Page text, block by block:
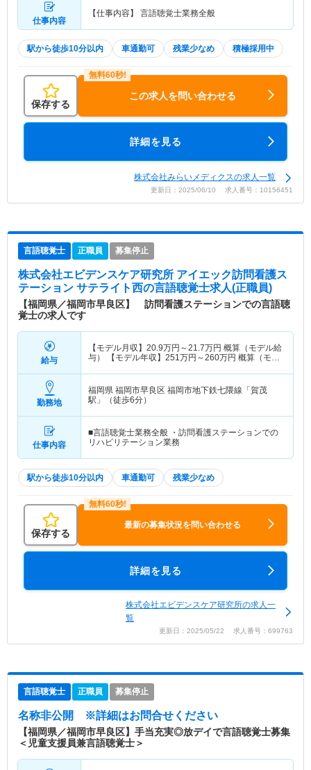
仕事内容
【仕事内容】 言語聴覚士業務全般
駅から徒歩10分以内 車通勤可 残業少なめ 積極採用中
保存する
この求人を問い合わせる
詳細を見る
株式会社みらいメディクスの求人一覧
更新日：2025/06/10 求人番号：10156451
言語聴覚士 正職員 募集停止
株式会社エビデンスケア研究所 アイエック訪問看護ス
テーション サテライト西の言語聴覚士求人(正職員)
【福岡県／福岡市早良区】 訪問看護ステーションでの言語聴
覚士の求人です
給与
【モデル月収】 20.9万円～21.7万円 概算（モデル給
与） 【モデル年収】 251万円～260万円 概算（モデ
勤務地
福岡県 福岡市早良区 福岡市地下鉄七隈線「賀茂
駅」（徒歩6分）
仕事内容
■言語聴覚士業務全般 ・訪問看護ステーションでの
リハビリテーション業務
駅から徒歩10分以内 車通勤可 残業少なめ
保存する
最新の募集状況を問い合わせる
詳細を見る
株式会社エビデンスケア研究所の求人一
覧
更新日：2025/05/22 求人番号：699763
言語聴覚士 正職員 募集停止
名称非公開 ※詳細はお問合せください
【福岡県／福岡市早良区】手当充実◎放デイで言語聴覚士募集
＜児童支援員兼言語聴覚士＞